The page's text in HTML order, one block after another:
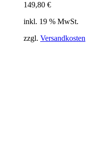
149,80 €
inkl. 19 % MwSt.
zzgl. Versandkosten